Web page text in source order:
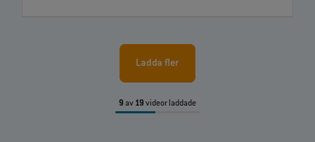
Ladda fler
9 av 19 videor laddade